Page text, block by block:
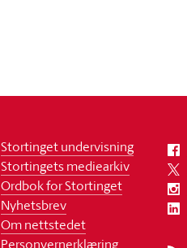
Stortinget undervisning
Stortingets mediearkiv
Ordbok for Stortinget
Nyhetsbrev
Om nettstedet
Personvernerklæring